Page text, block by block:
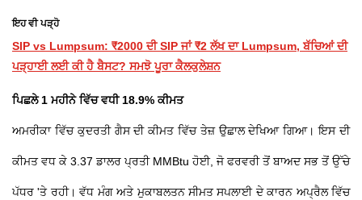
ਇਹ ਵੀ ਪੜ੍ਹੋ
SIP vs Lumpsum: ₹2000 ਦੀ SIP ਜਾਂ ₹2 ਲੱਖ ਦਾ Lumpsum, ਬੱਚਿਆਂ ਦੀ
ਪੜ੍ਹਾਈ ਲਈ ਕੀ ਹੈ ਬੈਸਟ? ਸਮਝੋ ਪੂਰਾ ਕੈਲਕੁਲੇਸ਼ਨ
ਪਿਛਲੇ 1 ਮਹੀਨੇ ਵਿੱਚ ਵਧੀ 18.9% ਕੀਮਤ
ਅਮਰੀਕਾ ਵਿੱਚ ਕੁਦਰਤੀ ਗੈਸ ਦੀ ਕੀਮਤ ਵਿੱਚ ਤੇਜ਼ ਉਛਾਲ ਦੇਖਿਆ ਗਿਆ। ਇਸ ਦੀ
ਕੀਮਤ ਵਧ ਕੇ 3.37 ਡਾਲਰ ਪ੍ਰਤੀ MMBtu ਹੋਈ, ਜੋ ਫਰਵਰੀ ਤੋਂ ਬਾਅਦ ਸਭ ਤੋਂ ਉੱਚੇ
ਪੱਧਰ 'ਤੇ ਰਹੀ। ਵੱਧ ਮੰਗ ਅਤੇ ਮੁਕਾਬਲਤਨ ਸੀਮਤ ਸਪਲਾਈ ਦੇ ਕਾਰਨ ਅਪ੍ਰੈਲ ਵਿੱਚ